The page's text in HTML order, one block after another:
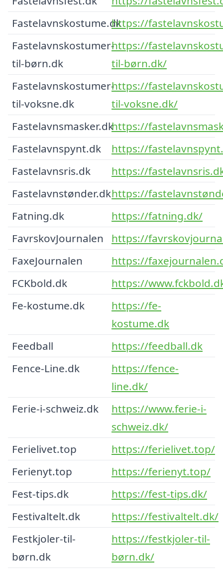
Fastelavnskostume.dkhttps://
Fastelavnskostumer-
til-børn.dk
https://
til-børn.dk/
Fastelavnskostumer-
til-voksne.dk
https://
til-voksne.dk/
Fastelavnsmasker.dkhttps://
Fastelavnspynt.dk
https://
Fastelavnsris.dk
https://
Fastelavnstønder.dkhttps://
Fatning.dk
https://fatning.dk/
FavrskovJournalen
https://
FaxeJournalen
https://
FCKbold.dk
https://
Fe-kostume.dk
https://fe-
kostume.dk
Feedball
https://feedball.dk
Fence-Line.dk
https://fence-
line.dk/
Ferie-i-schweiz.dk
https://www.ferie-i-
schweiz.dk/
Ferielivet.top
https://ferielivet.top/
Ferienyt.top
https://ferienyt.top/
Fest-tips.dk
https://fest-tips.dk/
Festivaltelt.dk
https://festivaltelt.dk/
Festkjoler-til-
børn.dk
https://festkjoler-til-
børn.dk/